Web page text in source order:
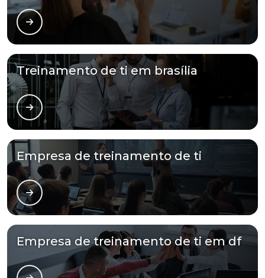
Treinamento de ti em brasília
Empresa de treinamento de ti
Empresa de treinamento de ti em df